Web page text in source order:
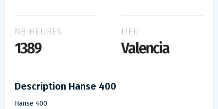
NB HEURES
1389
LIEU
Valencia
Description Hanse 400
Hanse 400